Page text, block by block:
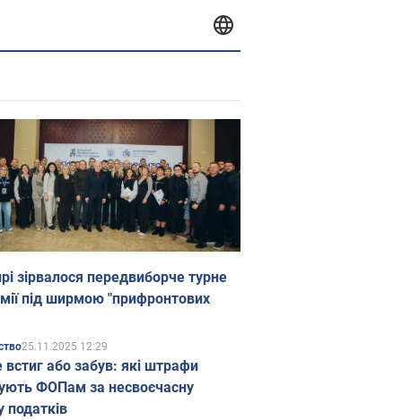
зірвалося передвиборче турне
під ширмою "прифронтових
25.11.2025 12:29
встиг або забув: які штрафи
ФОПам за несвоєчасну
податків